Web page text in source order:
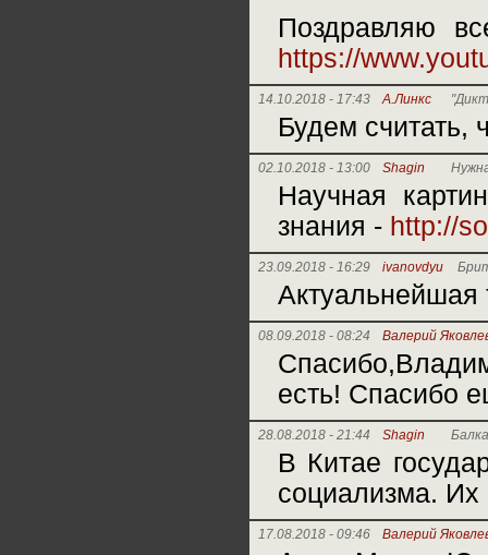
Поздравляю
https://
14.10.2018 - 17:43 А.Линкс
Будем считать,
02.10.2018 - 13:00 Shagin
Научная
знания - http://
23.09.2018 - 16:29 ivanovdyu
08.09.2018 - 08:24 Валерий
есть! Спасибо
28.08.2018 - 21:44 Shagin
В Китае
социализма. Их
17.08.2018 - 09:46 Валерий